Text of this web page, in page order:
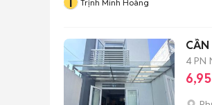
Trịnh Minh Hoàng
CẦN
4 PN